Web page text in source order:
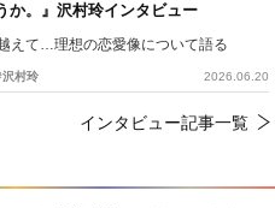
か。』沢村玲インタビュー
えて…理想の恋愛像について語る
沢村玲 2026.06.20
インタビュー記事一覧